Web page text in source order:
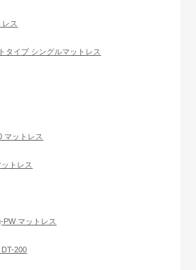
ス
タイプ シングルマットレス
マットレス
トレス
PW マットレス
200